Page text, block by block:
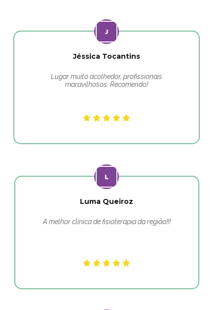
Jéssica Tocantins
Lugar muito acolhedor, profissionais
maravilhosos. Recomendo!
Luma Queiroz
A melhor clínica de fisioterapia da região!!!